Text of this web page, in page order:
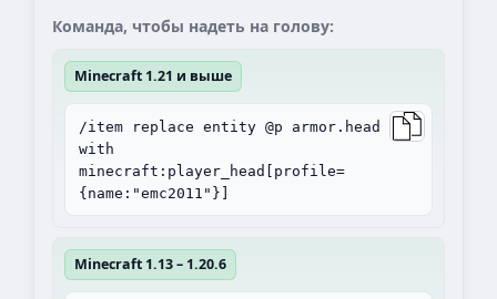
Команда, чтобы надеть на голову:
Minecraft 1.21 и выше
/item replace entity @p armor.head
with
minecraft:player_head[profile=
{name:"emc2011"}]
Minecraft 1.13 – 1.20.6